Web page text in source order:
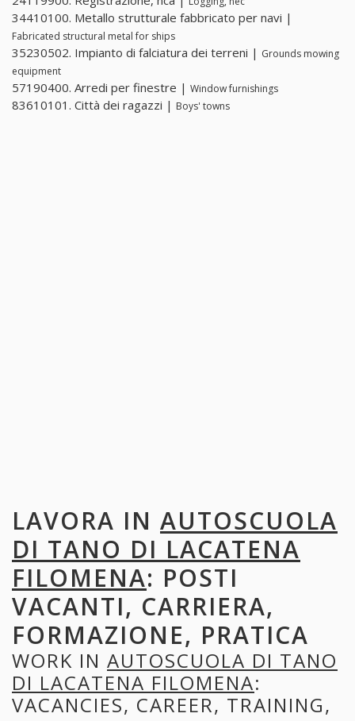
34410100. Metallo strutturale fabbricato per navi |
Fabricated structural metal for ships
35230502. Impianto di falciatura dei terreni | Grounds mowing
equipment
57190400. Arredi per finestre | Window furnishings
83610101. Città dei ragazzi | Boys' towns
LAVORA IN AUTOSCUOLA
DI TANO DI LACATENA
FILOMENA: POSTI
VACANTI, CARRIERA,
FORMAZIONE, PRATICA
WORK IN AUTOSCUOLA DI TANO
DI LACATENA FILOMENA:
VACANCIES, CAREER, TRAINING,